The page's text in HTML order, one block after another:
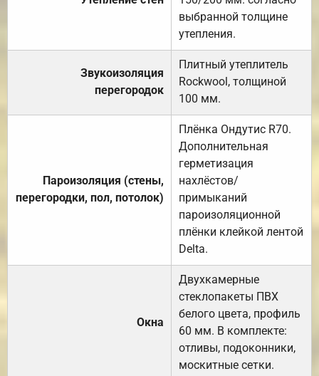
выбранной толщине
утепления.
Звукоизоляция
перегородок
Плитный утеплитель
Rockwool, толщиной
100 мм.
Пароизоляция (стены,
перегородки, пол, потолок)
Плёнка Ондутис R70.
Дополнительная
герметизация
нахлёстов/
примыканий
пароизоляционной
плёнки клейкой лентой
Delta.
Окна
Двухкамерные
стеклопакеты ПВХ
белого цвета, профиль
60 мм. В комплекте:
отливы, подоконники,
москитные сетки.